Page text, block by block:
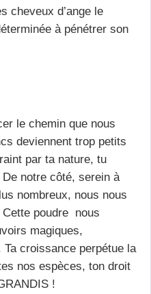
cheveux d’ange le
à pénétrer son
le chemin que nous
deviennent trop petits
par ta nature, tu
notre côté, serein à
nombreux, nous nous
poudre nous
magiques,
croissance perpétue la
nos espèces, ton droit
!